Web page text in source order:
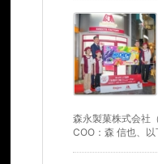
森永製菓株式会社
COO：森 信也、以